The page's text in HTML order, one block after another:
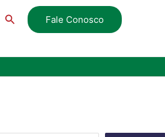
PesquisarFale Conosco